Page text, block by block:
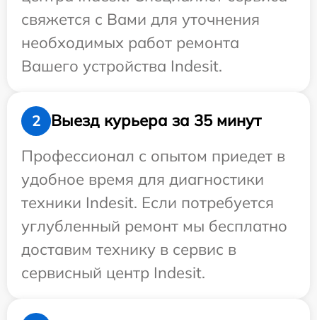
свяжется с Вами для уточнения
необходимых работ ремонта
Вашего устройства Indesit.
2
Выезд курьера за 35 минут
Профессионал с опытом приедет в
удобное время для диагностики
техники Indesit. Если потребуется
углубленный ремонт мы бесплатно
доставим технику в сервис в
сервисный центр Indesit.